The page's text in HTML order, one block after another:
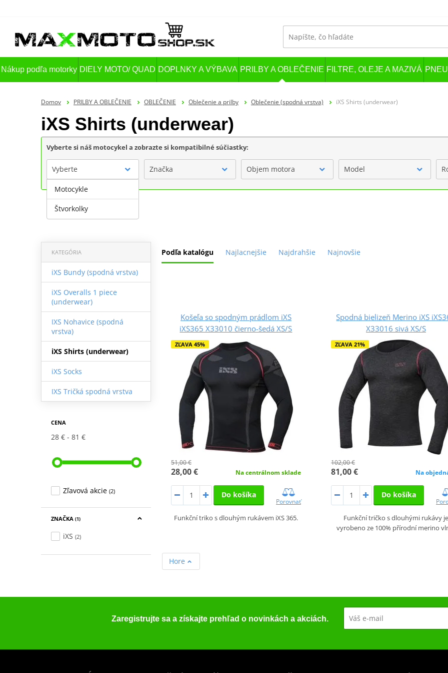
Nákup podľa motorky DIELY MOTO/ QUAD DOPLNKY A VÝBAVA PRILBY A OBLEČENIE FILTRE, OLEJE A MAZIVÁ
Domov PRILBY A OBLEČENIE OBLEČENIE Oblečenie a prilby Oblečenie (spodná vrstva) iXS Shirts (underwear)
iXS Shirts (underwear)
Vyberte si náš motocykel a zobrazte si kompatibilné súčiastky:
Vyberte Značka Objem motora Model
Podľa katalógu Najlacnejšie Najdrahšie Najnovšie
KATEGÓRIA
iXS Bundy (spodná vrstva)
iXS Overalls 1 piece
(underwear)
IXS Nohavice (spodná
vrstva)
iXS Shirts (underwear)
iXS Socks
IXS Tričká spodná vrstva
CENA
28 € 81 €
Zľavová akcie (2)
ZNAČKA (1)
iXS (2)
Košeľa so spodným prádlom iXS
iXS365 X33010 čierno-šedá XS/S
ZĽAVA 45%
51,00 €
28,00 € Na centrálnom sklade
Do košíka
Porovnať
Funkční triko s dlouhým rukávem iXS 365.
Spodná bielizeň Merino iXS
X33016 sivá XS/S
ZĽAVA 21%
102,00 €
81,00 € Na
Do košíka
Funkční tričko s dlouhými rukávy je
vyrobeno ze 100% přírodní merino
Hore
Zaregistrujte sa a získajte prehľad o novinkách a akciách.
Motocykle
Štvorkolky